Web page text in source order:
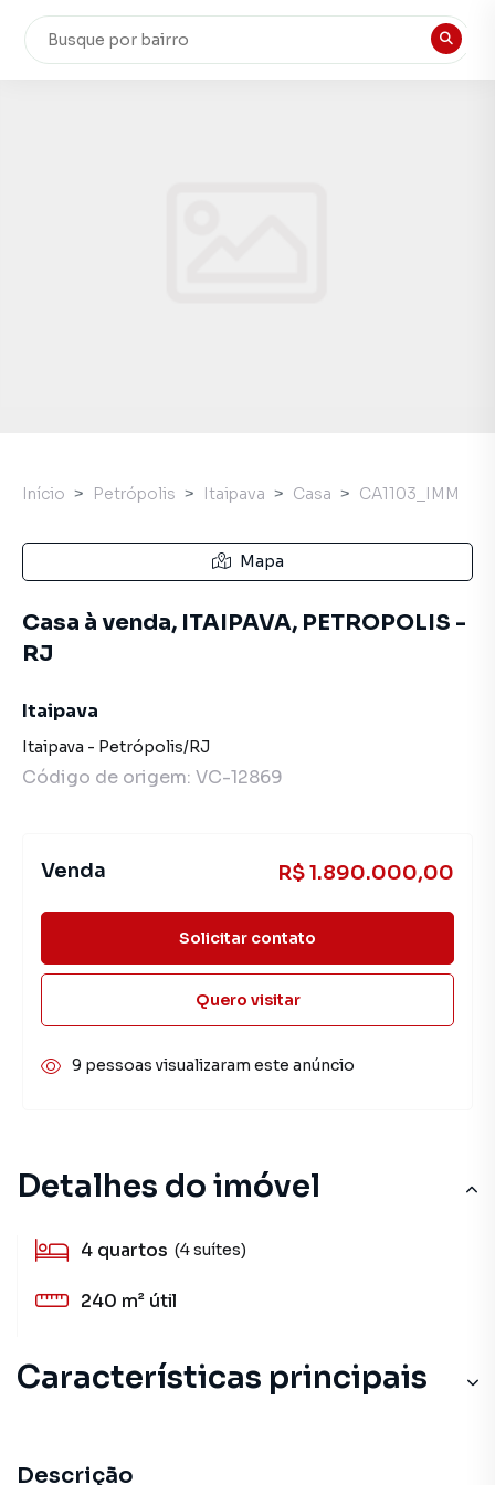
Detalhes do imóvel
4 quartos (4 suítes)
240 m² útil
Características principais
Descrição
Início Petrópolis Itaipava Casa CA1103_IMM
Mapa
Casa à venda, ITAIPAVA, PETROPOLIS -
RJ
Itaipava
Itaipava - Petrópolis/RJ
Código de origem: VC-12869
Venda R$ 1.890.000,00
Solicitar contato
Quero visitar
9 pessoas visualizaram este anúncio